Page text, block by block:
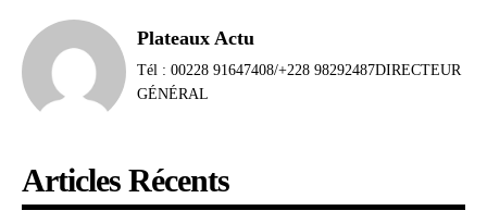
Plateaux Actu
Tél : 00228 91647408/+228 98292487DIRECTEUR
GÉNÉRAL
Articles Récents